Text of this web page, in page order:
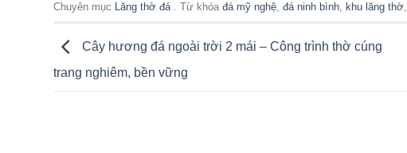
Chuyên mục Lăng thờ đá. Từ khóa đá mỹ nghệ, đá ninh bình, khu lăng thờ,
Cây hương đá ngoài trời 2 mái – Công trình thờ cúng
trang nghiêm, bền vững